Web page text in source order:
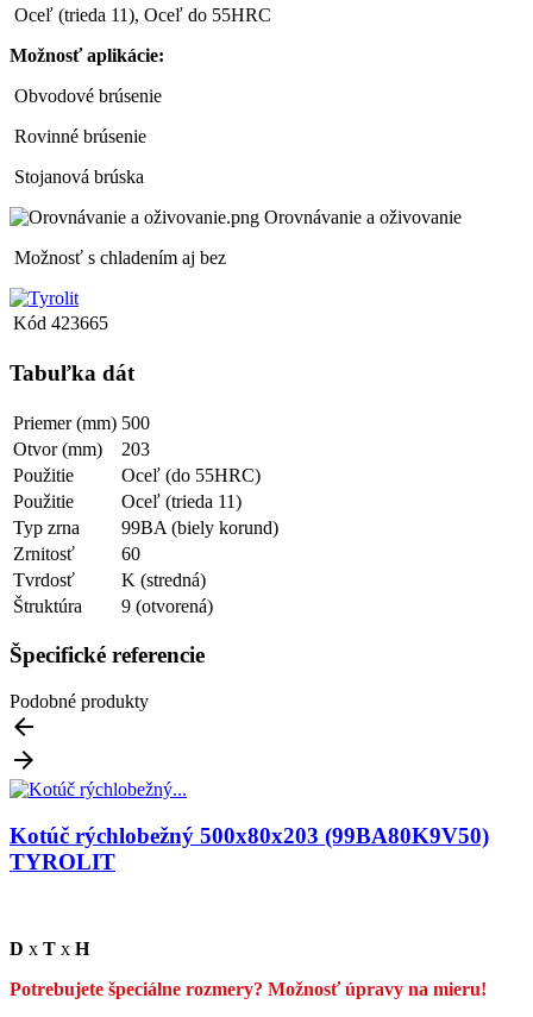
Oceľ (trieda 11), Oceľ do 55HRC
Možnosť aplikácie:
Obvodové brúsenie
Rovinné brúsenie
Stojanová brúska
Orovnávanie a oživovanie
Možnosť s chladením aj bez
Kód 423665
Tabuľka dát
Priemer (mm) 500
Otvor (mm)
203
Použitie
Oceľ (do 55HRC)
Použitie
Oceľ (trieda 11)
Typ zrna
99BA (biely korund)
Zrnitosť
60
Tvrdosť
K (stredná)
Štruktúra
9 (otvorená)
Špecifické referencie
Podobné produkty


Kotúč rýchlobežný 500x80x203 (99BA80K9V50)
TYROLIT
D x T x H
Potrebujete špeciálne rozmery? Možnosť úpravy na mieru!